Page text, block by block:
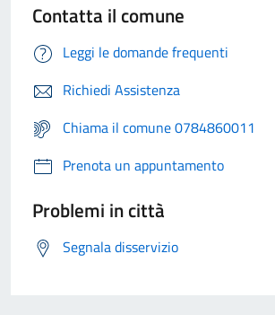
Contatta il comune
Leggi le domande frequenti
Richiedi Assistenza
Chiama il comune 0784860011
Prenota un appuntamento
Problemi in città
Segnala disservizio